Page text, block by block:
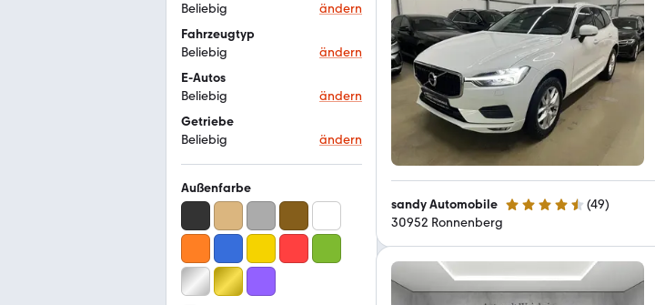
Beliebig
ändern
Fahrzeugtyp
Beliebig
ändern
E-Autos
Beliebig
ändern
Getriebe
Beliebig
ändern
Außenfarbe
sandy Automobile 4.7 Sterne (49)
30952 Ronnenberg